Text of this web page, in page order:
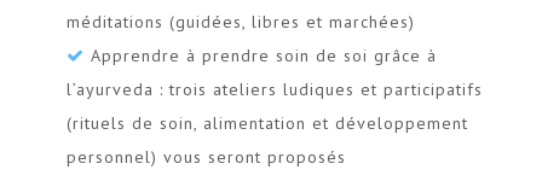
méditations (guidées, libres et marchées)
Apprendre à prendre soin de soi grâce à
l’ayurveda : trois ateliers ludiques et participatifs
(rituels de soin, alimentation et développement
personnel) vous seront proposés